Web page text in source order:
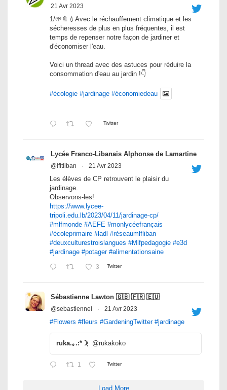
21 Avr 2023
1/🌱🚿💧Avec le réchauffement climatique et les
sécheresses de plus en plus fréquentes, il est
temps de repenser notre façon de jardiner et
d'économiser l'eau.
Voici un thread avec des astuces pour réduire la
consommation d'eau au jardin !👇
#écologie #jardinage #économiedeau
Twitter
Lycée Franco-Libanais Alphonse de Lamartine
@lfltliban · 21 Avr 2023
Les élèves de CP retrouvent le plaisir du
jardinage.
Observons-les!
https://www.lycee-
tripoli.edu.lb/2023/04/11/jardinage-cp/
#mlfmonde #AEFE #monlycéefrançais
#écoleprimaire #ladl #réseaumlfliban
#deuxculturestroislangues #Mlfpedagogie #e3d
#jardinage #potager #alimentationsaine
3 Twitter
Sébastienne Lawton 🇬🇧 🇫🇷 🇪🇺
@sebastiennel · 21 Avr 2023
#Flowers #fleurs #GardeningTwitter #jardinage
ruka.｡.:*☽ฺ @rukakoko
1 Twitter
Load More